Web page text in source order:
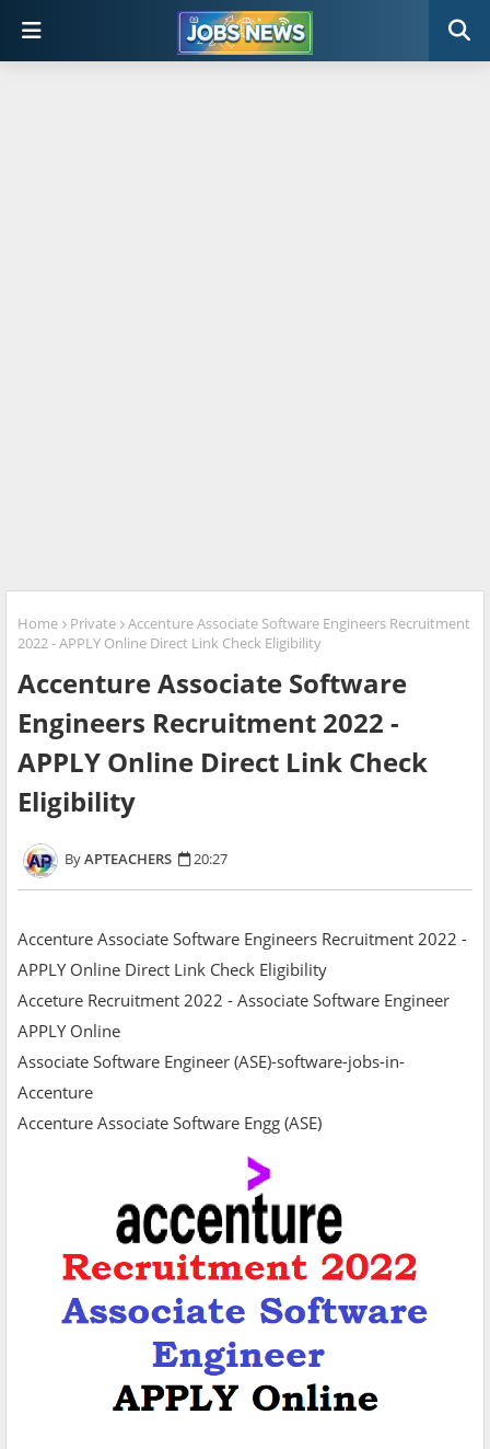
Home Private
Accenture Associate Software Engineers Recruitment
2022 - APPLY Online Direct Link Check Eligibility
Accenture Associate Software
Engineers Recruitment 2022 -
APPLY Online Direct Link Check
Eligibility
APTEACHERS 20:27
Accenture Associate Software Engineers Recruitment 2022 -
APPLY Online Direct Link Check Eligibility
Acceture Recruitment 2022 - Associate Software Engineer
APPLY Online
Associate Software Engineer (ASE)-software-jobs-in-
Accenture
Accenture Associate Software Engg (ASE)